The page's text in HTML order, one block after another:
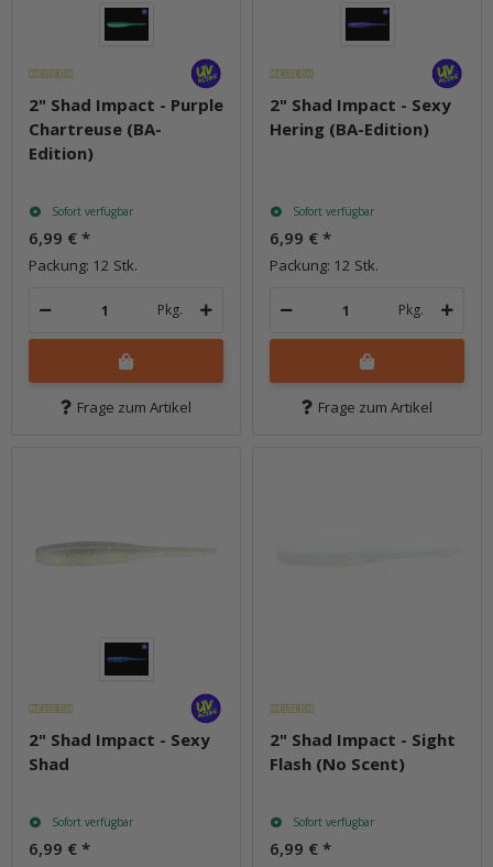
2" Shad Impact - Purple
Chartreuse (BA-
Edition)
Sofort verfügbar
6,99 € *
Packung: 12 Stk.
Pkg.
Frage zum Artikel
2" Shad Impact - Sexy
Hering (BA-Edition)
Sofort verfügbar
6,99 € *
Packung: 12 Stk.
Pkg.
Frage zum Artikel
2" Shad Impact - Sexy
Shad
Sofort verfügbar
6,99 € *
2" Shad Impact - Sight
Flash (No Scent)
Sofort verfügbar
6,99 € *